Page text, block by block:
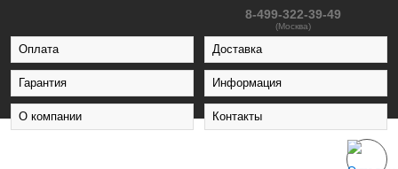
8-499-322-39-49
(Москва)
Оплата Доставка
Гарантия Информация
О компании Контакты